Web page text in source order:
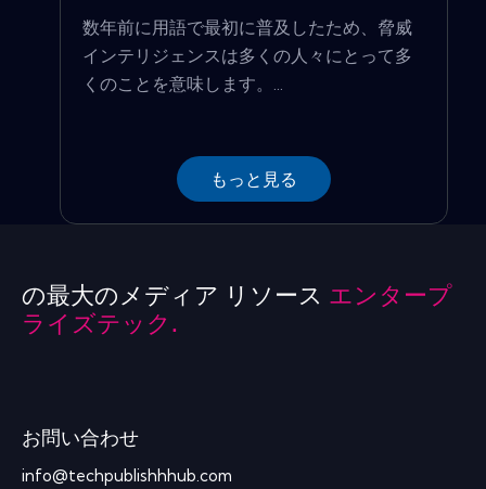
数年前に用語で最初に普及したため、脅威
インテリジェンスは多くの人々にとって多
くのことを意味します。...
もっと見る
の最大のメディア リソース エンタープ
ライズテック.
お問い合わせ
info@techpublishhhub.com